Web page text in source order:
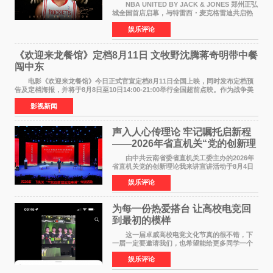
NBA UNITED BY JACK & JONES 郑州正弘
城全国首店启幕，与特雷西・麦克格雷迪共启热
爱 2026 年7 月21 日，
NBAUNITEDBYJACK&JONES 全国首店，于郑
州正弘城正式启幕。NBA 传奇球星
娱乐评论
《欢迎来龙餐馆》定档8月11日 文牧野沈腾蒋奇明带中餐
闯中东
电影《欢迎来龙餐馆》今日正式官宣定档8月11日全国上映，同时发布定档预
告及定档海报，并将于8月8日至10日14:00-21:00举行全国超前点映。作为战争美
食大片，影片讲述的是中国厨师徐福（沈腾
影视新闻
声入人心传理论 牢记嘱托启新程
——2026年省直机关“党的创新理
论我来讲”宣讲活动圆满落幕
由中共云南省委省直机关工委主办的2026年
省直机关党的创新理论我来讲宣讲活动于8月4日
至5日在昆明举办。活动以 "牢记嘱托 感恩奋进
开创云南发展新局面 "为主题，坚持以新时代中国
特色社会主义
娱乐评论
为每一份热爱搭台 让高校电竞回
到最初的模样
这一届卓威高校电竞文化节真的很不错，下
一届一定要邀请我们，也希望能给更多同学一个
来到现场的机会。 2026卓威高校电竞文化节
已经落下帷幕，在活动结束后，仍有不少高校电
竞社负责人和现
娱乐评论